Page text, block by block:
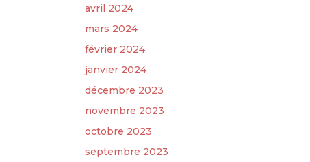
avril 2024
mars 2024
février 2024
janvier 2024
décembre 2023
novembre 2023
octobre 2023
septembre 2023